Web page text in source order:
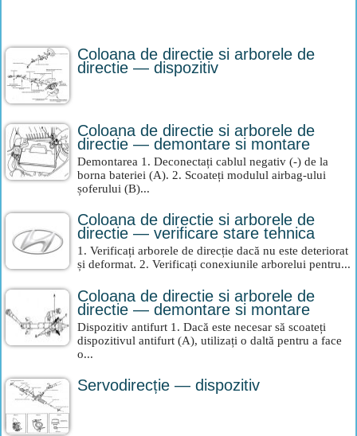
Coloana de directie si arborele de
directie — dispozitiv
Coloana de directie si arborele de
directie — demontare si montare
Demontarea 1. Deconectați cablul negativ (-) de la
borna bateriei (A). 2. Scoateți modulul airbag-ului
șoferului (B)...
Coloana de directie si arborele de
directie — verificare stare tehnica
1. Verificați arborele de direcție dacă nu este deteriorat
și deformat. 2. Verificați conexiunile arborelui pentru...
Coloana de directie si arborele de
directie — demontare si montare
Dispozitiv antifurt 1. Dacă este necesar să scoateți
dispozitivul antifurt (A), utilizați o daltă pentru a face
o...
Servodirecție — dispozitiv